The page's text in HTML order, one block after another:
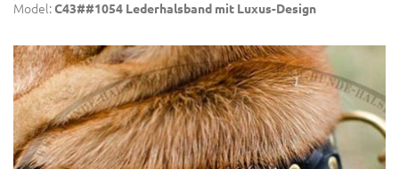
Model:C43##1054 Lederhalsband mit Luxus-Design